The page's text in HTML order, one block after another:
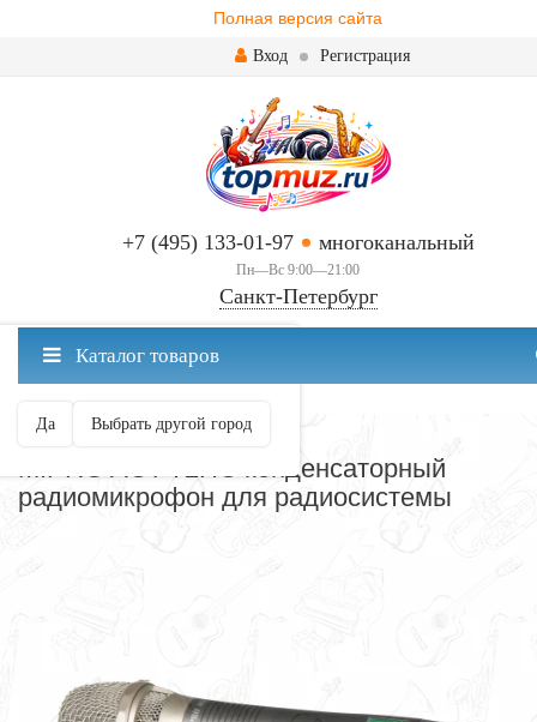
Полная версия сайта
Вход Регистрация
+7 (495) 133-01-97 многоканальный
Пн—Вс 9:00—21:00
Санкт-Петербург
Санкт-Петербург ваш город?
Да Выбрать другой город
Каталог товаров
МИКРОФОНЫ
MIPRO ACT-72HC конденсаторный
радиомикрофон для радиосистемы